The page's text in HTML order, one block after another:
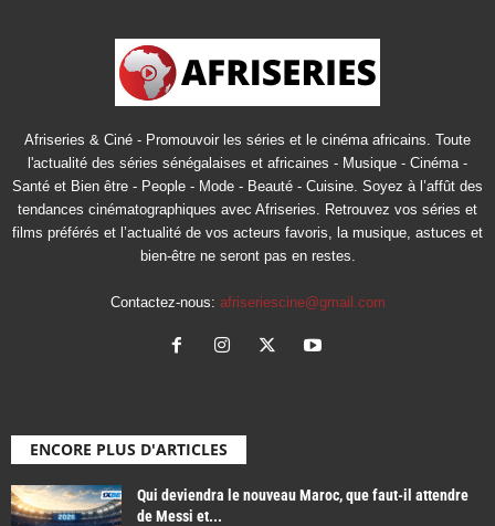
Afriseries & Ciné - Promouvoir les séries et le cinéma africains. Toute
l'actualité des séries sénégalaises et africaines - Musique - Cinéma -
Santé et Bien être - People - Mode - Beauté - Cuisine. Soyez à l’affût des
tendances cinématographiques avec Afriseries. Retrouvez vos séries et
films préférés et l’actualité de vos acteurs favoris, la musique, astuces et
bien-être ne seront pas en restes.
Contactez-nous: afriseriescine@gmail.com
ENCORE PLUS D'ARTICLES
Qui deviendra le nouveau Maroc, que faut-il attendre
de Messi et...